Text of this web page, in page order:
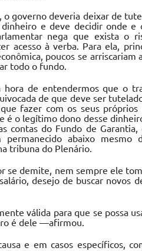
o governo deveria deixar de
e deve decidir onde e
nega que exista o
acesso à verba. Para ela,
poucos se arriscariam
todo o fundo.
de entendermos que o
de que deve ser
fazer com os seus
é o legítimo dono desse
contas do Fundo de Garantia,
abaixo mesmo
tribuna do Plenário.
demite, nem sempre ele
desejo de buscar novos
válida para que se possa
é dele —afirmou.
e em casos específicos,